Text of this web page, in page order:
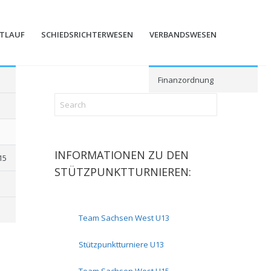
SCHIEDSRICHTERWESEN VERBANDSWESEN
Finanzordnung
INFORMATIONEN ZU DEN
STÜTZPUNKTTURNIEREN:
Team Sachsen West U13
Stützpunktturniere U13